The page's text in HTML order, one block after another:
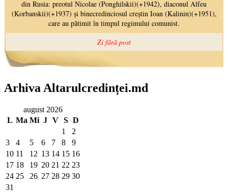
Arhiva Altarulcredinței.md
august 2026
L Ma Mi J V S D
1
2
3
4 5 6 7 8
9
10 11 12 13 14 15 16
17 18 19 20 21 22 23
24 25 26 27 28 29 30
31